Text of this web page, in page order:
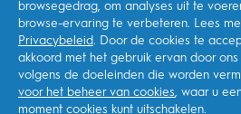
aanbiedingen, nieuws en andere
Oral-B en andere
P&G-merken
kan me op elk moment
Procter & Gamble, als
persoonlijke gegevens verwerken
registreren en de interactie kunt
diensten en zodat P&G u,
relevante commerciële berichten
gepersonaliseerde advertenties in
browsegedrag, om analyses uit te
browse-ervaring te verbeteren. Lees
Privacybeleid. Door de cookies te
akkoord met het gebruik ervan door
volgens de doeleinden die worden
voor het beheer van cookies, waar u
moment cookies kunt uitschakelen.